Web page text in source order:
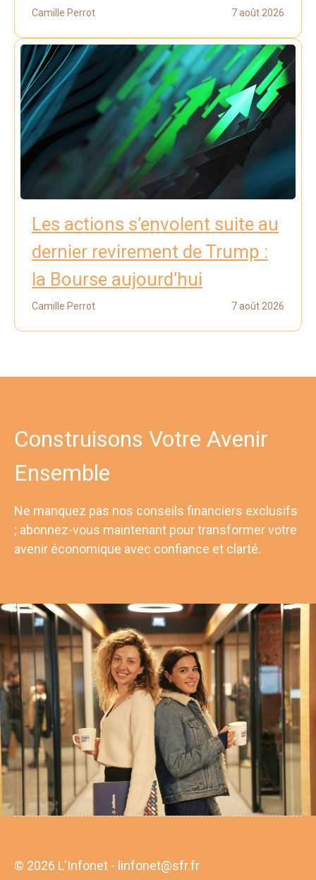
Camille Perrot 7 août 2026
Les actions s’envolent suite au
dernier revirement de Trump :
la Bourse aujourd’hui
Camille Perrot 7 août 2026
Construisons Votre Avenir
Ensemble
Ne manquez pas nos conseils financiers exclusifs
; abonnez-vous maintenant pour transformer votre
avenir économique avec confiance et clarté.
© 2026 L'Infonet - linfonet@sfr.fr